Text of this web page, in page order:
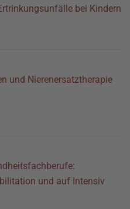
bei Kindern
und Nierenersatztherapie
und auf Intensiv